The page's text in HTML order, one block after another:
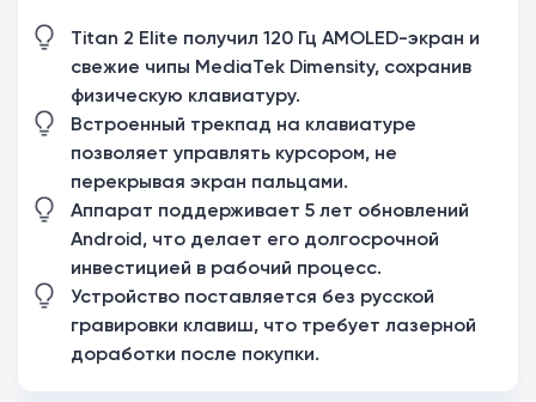
Titan 2 Elite получил 120 Гц AMOLED-экран и
свежие чипы MediaTek Dimensity, сохранив
физическую клавиатуру.
Встроенный трекпад на клавиатуре
позволяет управлять курсором, не
перекрывая экран пальцами.
Аппарат поддерживает 5 лет обновлений
Android, что делает его долгосрочной
инвестицией в рабочий процесс.
Устройство поставляется без русской
гравировки клавиш, что требует лазерной
доработки после покупки.